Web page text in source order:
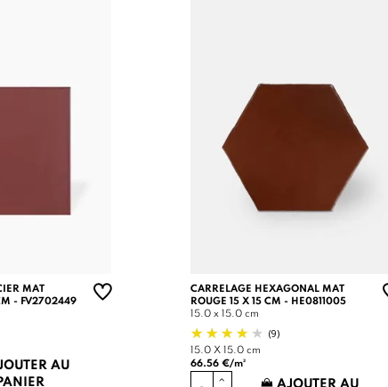
MAT
- FV2702449
AU
CARRELAGE HEXAGONAL MAT
ROUGE 15 X 15 CM - HE0811005
15.0 x 15.0 cm
(9)
15.0 X 15.0 cm
66.56 €/m²
AJOUTER AU